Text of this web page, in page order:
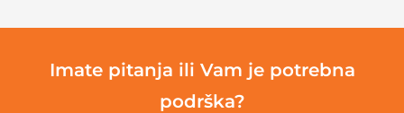
Imate pitanja ili Vam je potrebna
podrška?